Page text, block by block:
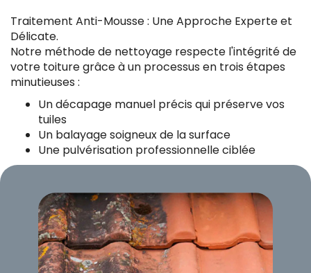
Traitement Anti-Mousse : Une Approche Experte et
Délicate.
Notre méthode de nettoyage respecte l'intégrité de
votre toiture grâce à un processus en trois étapes
minutieuses :
Un décapage manuel précis qui préserve vos
tuiles
Un balayage soigneux de la surface
Une pulvérisation professionnelle ciblée